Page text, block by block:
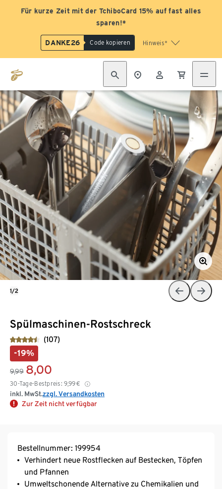
Für kurze Zeit mit der TchiboCard 15% auf fast alles
sparen!*
DANKE26 Code kopieren Hinweis*
Spülmaschinen-Rostschreck
(107)
-19%
9,99 8,00
30-Tage-Bestpreis: 9,99€
inkl. MwSt.zzgl. Versandkosten
Zur Zeit nicht verfügbar
1/2
Bestellnummer: 199954
Verhindert neue Rostflecken auf Bestecken, Töpfen
und Pfannen
Umweltschonende Alternative zu Chemikalien und